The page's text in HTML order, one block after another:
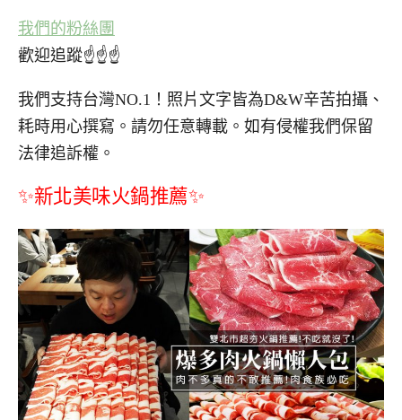
我們的粉絲團
歡迎追蹤☝☝☝
我們支持台灣NO.1！照片文字皆為D&W辛苦拍攝、
耗時用心撰寫。請勿任意轉載。如有侵權我們保留
法律追訴權。
✨新北美味火鍋推薦✨